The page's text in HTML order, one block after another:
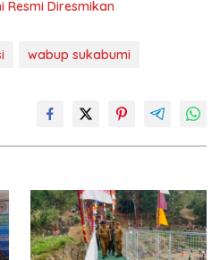
Resmi Diresmikan
wabup sukabumi